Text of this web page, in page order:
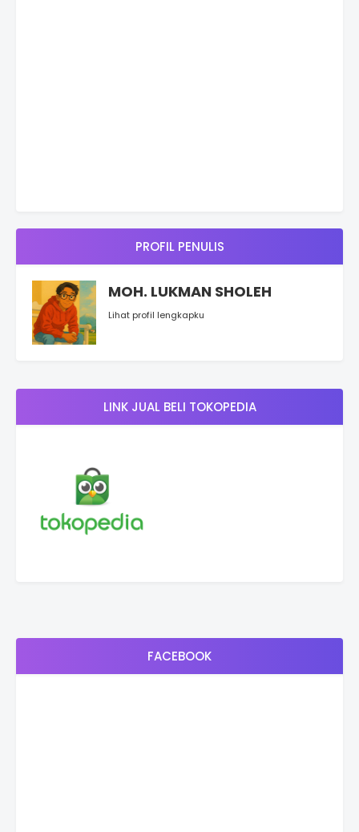
PROFIL PENULIS
MOH. LUKMAN SHOLEH
Lihat profil lengkapku
LINK JUAL BELI TOKOPEDIA
FACEBOOK